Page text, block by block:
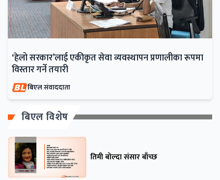
‘हेलो सरकार’लाई एकीकृत सेवा व्यवस्थापन प्रणालीका रूपमा
विस्तार गर्ने तयारी
बिएल संवाददाता
बिएल विशेष
तिमी बोल्दा संसार बाँच्छ